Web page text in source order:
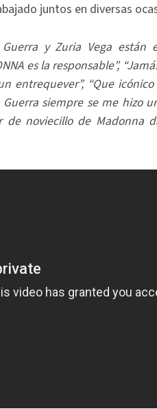
juntos en diversas
y Zuria Vega están
es la responsable”,
entrequever”, “Que
siempre se me hizo
de noviecillo de Madonna